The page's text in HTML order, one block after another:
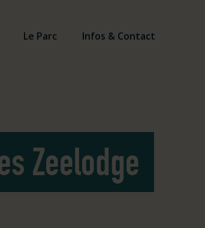
Le Parc Infos & Contact
Zeelodge